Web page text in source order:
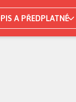
A PŘEDPLATNÉ